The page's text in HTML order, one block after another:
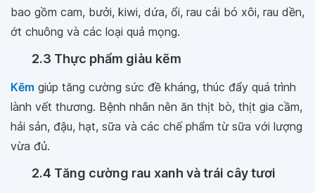
bao gồm cam, bưởi, kiwi, dứa, ổi, rau cải bó xôi, rau dền,
ớt chuông và các loại quả mọng.
2.3 Thực phẩm giàu kẽm
Kẽm giúp tăng cường sức đề kháng, thúc đẩy quá trình
lành vết thương. Bệnh nhân nên ăn thịt bò, thịt gia cầm,
hải sản, đậu, hạt, sữa và các chế phẩm từ sữa với lượng
vừa đủ.
2.4 Tăng cường rau xanh và trái cây tươi